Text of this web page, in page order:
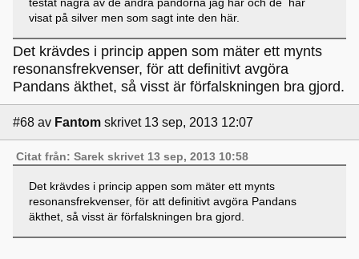
visat på silver men som sagt inte den här.
Det krävdes i princip appen som mäter ett mynts
resonansfrekvenser, för att definitivt avgöra
Pandans äkthet, så visst är förfalskningen bra gjord.
#68 av Fantom skrivet 13 sep, 2013 12:07
Citat från: Sarek skrivet 13 sep, 2013 10:58
Det krävdes i princip appen som mäter ett mynts
resonansfrekvenser, för att definitivt avgöra Pandans
äkthet, så visst är förfalskningen bra gjord.